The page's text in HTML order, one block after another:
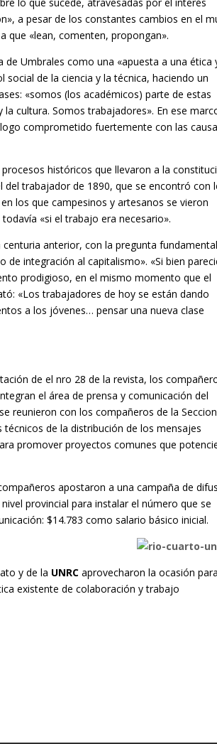
a pesar de los constantes cambios en el
que «lean, comenten, propongan».
Umbrales como una «apuesta a una ética
de la ciencia y la técnica, haciendo un
«somos (los académicos) parte de estas
cultura. Somos trabajadores». En ese
comprometido fuertemente con las
históricos que llevaron a la
trabajador de 1890, que se encontró con
los que campesinos y artesanos se vieron
«si el trabajo era necesario».
anterior, con la pregunta
integración al capitalismo». «Si bien
prodigioso, en el mismo momento que el
«Los trabajadores de hoy se están dando
a los jóvenes… pensar una nueva clase
de el nro 28 de la revista, los
el área de prensa y comunicación del
reunieron con los compañeros de la
técnicos de la distribución de los mensajes
promover proyectos comunes que
apostaron a una campaña de
provincial para instalar el número que se
$14.783 como salario básico inicial.
y de la UNRC aprovecharon la ocasión para
existente de colaboración y trabajo